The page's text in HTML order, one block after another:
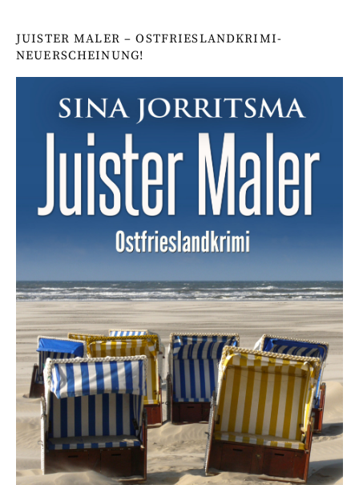
JUISTER MALER – OSTFRIESLANDKRIMI-
NEUERSCHEINUNG!